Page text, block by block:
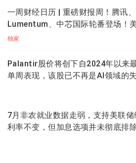
同时你的账户会扣除22000美元，
拉。
所以在持有期权的时候一定要注意
作为期权卖方，只有指派行权的
样，都必须配合，对于看涨期权
票给买方，而对于看跌期权，
票。
一般价内期权，大概率会行权，
一周财经日历 | 重磅财报周！腾讯、
Lumentum、中芯国际轮番登场！
月CPI携零售数据来袭
独家
Palantir股价将创下自2024年以来
单周表现，该股已不再是AI领域的
7月非农就业数据走弱，支持美联储
利率不变，但加息选项并未彻底排